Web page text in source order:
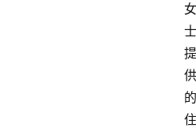
女
士
提
供
的
住